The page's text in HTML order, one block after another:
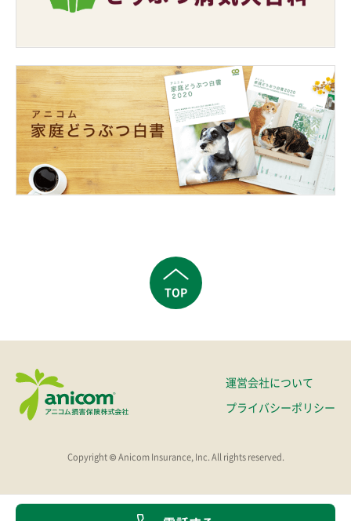
TOP
運営会社について
プライバシーポリシー
Copyright © Anicom Insurance, Inc. All rights reserved.